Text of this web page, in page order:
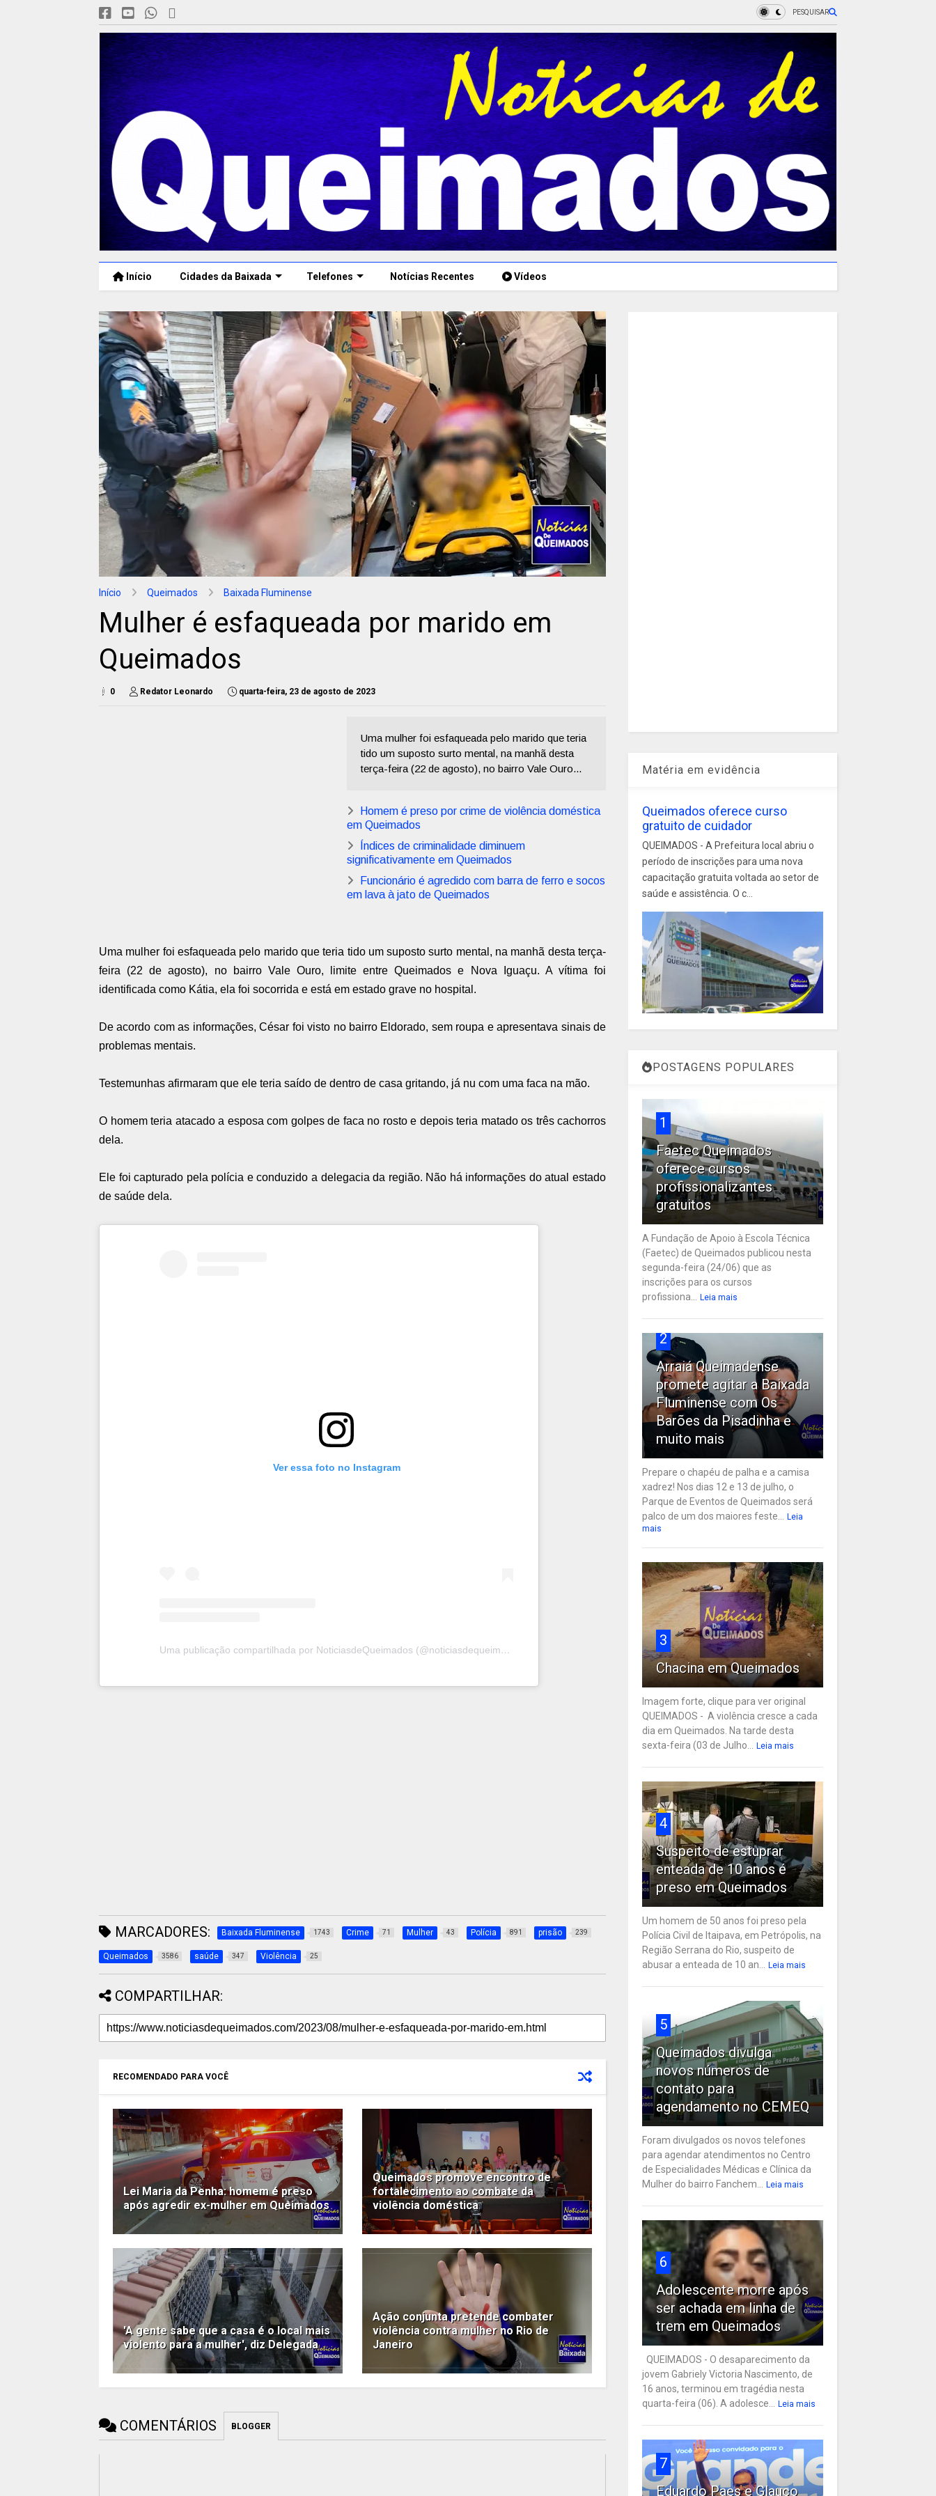
PESQUISAR
Início Cidades da Baixada Telefones Notícias Recentes Vídeos
Início Queimados Baixada Fluminense
Mulher é esfaqueada por marido em
Queimados
0 Redator Leonardo quarta-feira, 23 de agosto de 2023
Uma mulher foi esfaqueada pelo marido que teria
tido um suposto surto mental, na manhã desta
terça-feira (22 de agosto), no bairro Vale Ouro...
Homem é preso por crime de violência doméstica
em Queimados
Índices de criminalidade diminuem
significativamente em Queimados
Funcionário é agredido com barra de ferro e socos
em lava à jato de Queimados
Uma mulher foi esfaqueada pelo marido que teria tido um suposto surto mental, na manhã desta terça-
feira (22 de agosto), no bairro Vale Ouro, limite entre Queimados e Nova Iguaçu. A vítima foi
identificada como Kátia, ela foi socorrida e está em estado grave no hospital.
De acordo com as informações, César foi visto no bairro Eldorado, sem roupa e apresentava sinais de
problemas mentais.
Testemunhas afirmaram que ele teria saído de dentro de casa gritando, já nu com uma faca na mão.
O homem teria atacado a esposa com golpes de faca no rosto e depois teria matado os três cachorros
dela.
Ele foi capturado pela polícia e conduzido a delegacia da região. Não há informações do atual estado
de saúde dela.
Ver essa foto no Instagram
Uma publicação compartilhada por NoticiasdeQueimados (@noticiasdequeimados)
MARCADORES: Baixada Fluminense 1743 Crime 71 Mulher 43 Polícia 891 prisão 239
Queimados 3586 saúde 347 Violência 25
COMPARTILHAR:
RECOMENDADO PARA VOCÊ
Lei Maria da Penha: homem é preso
após agredir ex-mulher em Queimados
Queimados promove encontro de
fortalecimento ao combate da
violência doméstica
'A gente sabe que a casa é o local mais
violento para a mulher', diz Delegada
Ação conjunta pretende combater
violência contra mulher no Rio de
Janeiro
COMENTÁRIOS BLOGGER
Matéria em evidência
Queimados oferece curso
gratuito de cuidador
QUEIMADOS - A Prefeitura local abriu o
período de inscrições para uma nova
capacitação gratuita voltada ao setor de
saúde e assistência. O c...
POSTAGENS POPULARES
1
Faetec Queimados
oferece cursos
profissionalizantes
gratuitos
A Fundação de Apoio à Escola Técnica
(Faetec) de Queimados publicou nesta
segunda-feira (24/06) que as
inscrições para os cursos
profissiona...
Leia mais
2
Arraiá Queimadense
promete agitar a Baixada
Fluminense com Os
Barões da Pisadinha e
muito mais
Prepare o chapéu de palha e a camisa
xadrez! Nos dias 12 e 13 de julho, o
Parque de Eventos de Queimados será
palco de um dos maiores feste...
Leia
mais
3
Chacina em Queimados
Imagem forte, clique para ver original
QUEIMADOS - A violência cresce a cada
dia em Queimados. Na tarde desta
sexta-feira (03 de Julho...
Leia mais
4
Suspeito de estuprar
enteada de 10 anos é
preso em Queimados
Um homem de 50 anos foi preso pela
Polícia Civil de Itaipava, em Petrópolis, na
Região Serrana do Rio, suspeito de
abusar a enteada de 10 an...
Leia mais
5
Queimados divulga
novos números de
contato para
agendamento no CEMEQ
Foram divulgados os novos telefones
para agendar atendimentos no Centro
de Especialidades Médicas e Clínica da
Mulher do bairro Fanchem...
Leia mais
6
Adolescente morre após
ser achada em linha de
trem em Queimados
QUEIMADOS - O desaparecimento da
jovem Gabriely Victoria Nascimento, de
16 anos, terminou em tragédia nesta
quarta-feira (06). A adolesce...
Leia mais
7
Eduardo Paes e Glauco